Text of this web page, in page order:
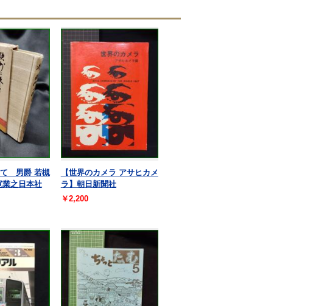
て 男爵 若槻
之日本社
【世界のカメラ アサヒカメ
ラ】朝日新聞社
￥2,200